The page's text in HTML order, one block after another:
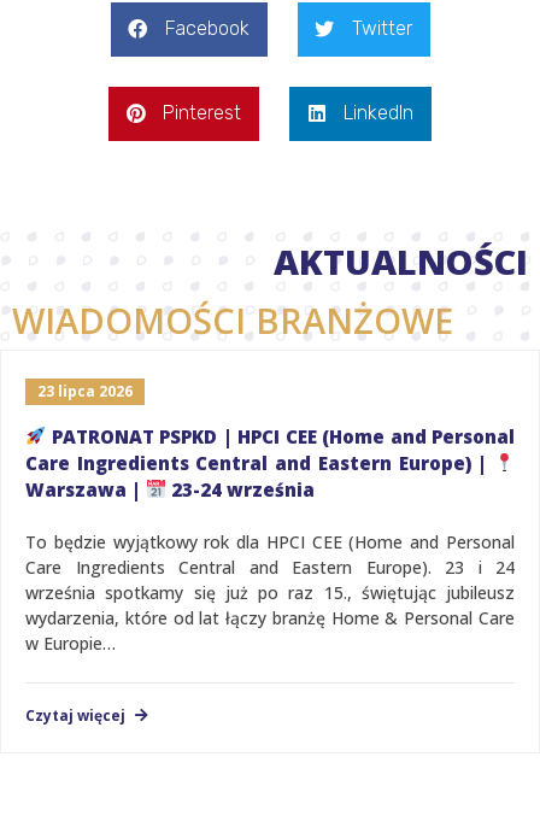
Facebook Twitter
Pinterest LinkedIn
AKTUALNOŚCI
WIADOMOŚCI BRANŻOWE
23 lipca 2026
PATRONAT PSPKD | HPCI CEE (Home and Personal
Care Ingredients Central and Eastern Europe) |
Warszawa |
23-24 września
To będzie wyjątkowy rok dla HPCI CEE (Home and Personal
Care Ingredients Central and Eastern Europe). 23 i 24
września spotkamy się już po raz 15., świętując jubileusz
wydarzenia, które od lat łączy branżę Home & Personal Care
w Europie…
Czytaj więcej